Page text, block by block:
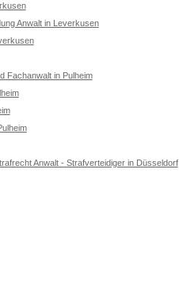
Anwalt in Leverkusen
Fachanwalt in Pulheim
Anwalt - Strafverteidiger in Düsseldorf